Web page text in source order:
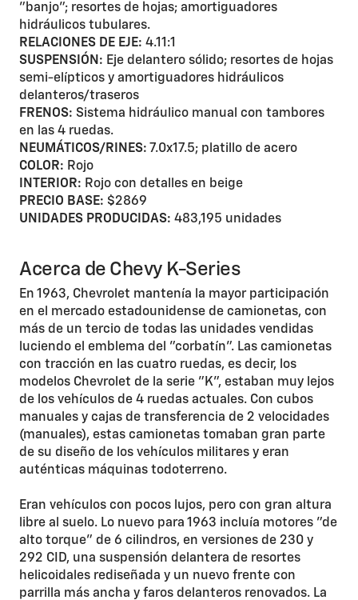
"banjo"; resortes de hojas; amortiguadores
hidráulicos tubulares.
RELACIONES DE EJE: 4.11:1
SUSPENSIÓN: Eje delantero sólido; resortes de hojas
semi-elípticos y amortiguadores hidráulicos
delanteros/traseros
FRENOS: Sistema hidráulico manual con tambores
en las 4 ruedas.
NEUMÁTICOS/RINES: 7.0x17.5; platillo de acero
COLOR: Rojo
INTERIOR: Rojo con detalles en beige
PRECIO BASE: $2869
UNIDADES PRODUCIDAS: 483,195 unidades
Acerca de Chevy K-Series
En 1963, Chevrolet mantenía la mayor participación
en el mercado estadounidense de camionetas, con
más de un tercio de todas las unidades vendidas
luciendo el emblema del "corbatín". Las camionetas
con tracción en las cuatro ruedas, es decir, los
modelos Chevrolet de la serie "K", estaban muy lejos
de los vehículos de 4 ruedas actuales. Con cubos
manuales y cajas de transferencia de 2 velocidades
(manuales), estas camionetas tomaban gran parte
de su diseño de los vehículos militares y eran
auténticas máquinas todoterreno.
Eran vehículos con pocos lujos, pero con gran altura
libre al suelo. Lo nuevo para 1963 incluía motores "de
alto torque" de 6 cilindros, en versiones de 230 y
292 CID, una suspensión delantera de resortes
helicoidales rediseñada y un nuevo frente con
parrilla más ancha y faros delanteros renovados. La